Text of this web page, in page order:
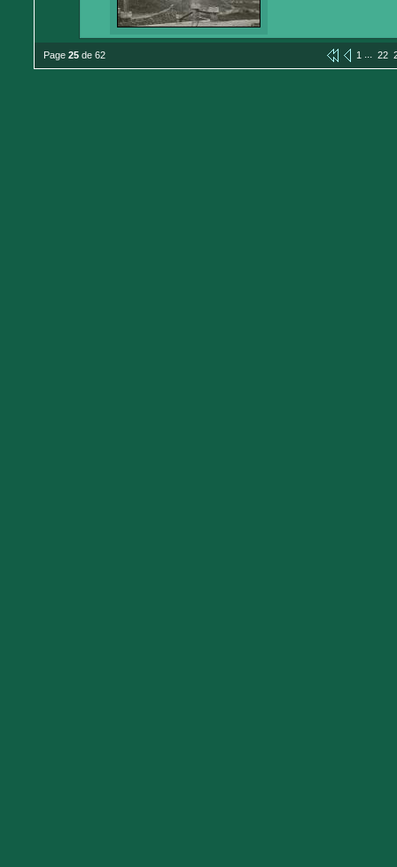
Page 25 de 62 1 ... 22